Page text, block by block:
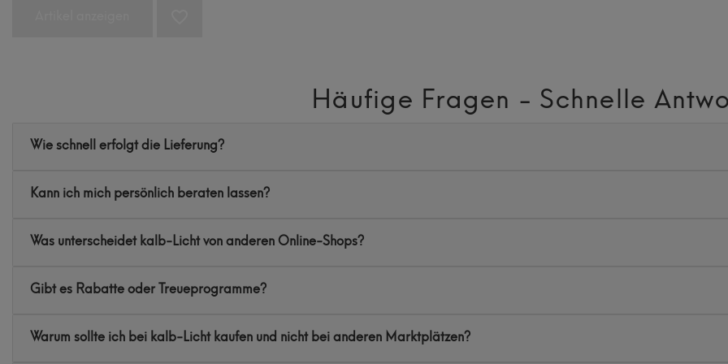
Häufige Fragen - Schnelle
Wie schnell erfolgt die Lieferung?
Kann ich mich persönlich beraten lassen?
Was unterscheidet kalb-Licht von anderen Online-Shops?
Gibt es Rabatte oder Treueprogramme?
Warum sollte ich bei kalb-Licht kaufen und nicht bei anderen Marktplätzen?